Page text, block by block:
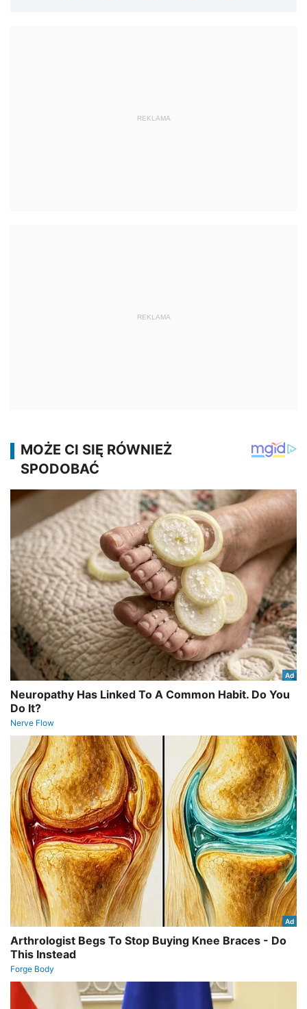
REKLAMA
REKLAMA